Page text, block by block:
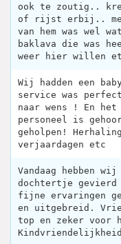
ook te zoutig..
of rijst erbij.. me
van hem was wel
baklava die was
weer hier willen
Wij hadden een
service was
naar wens ! En
personeel is
geholpen!
verjaardagen etc
Vandaag hebben
dochtertje gevierd
fijne ervaringen
en uitgebreid.
top en zeker voor